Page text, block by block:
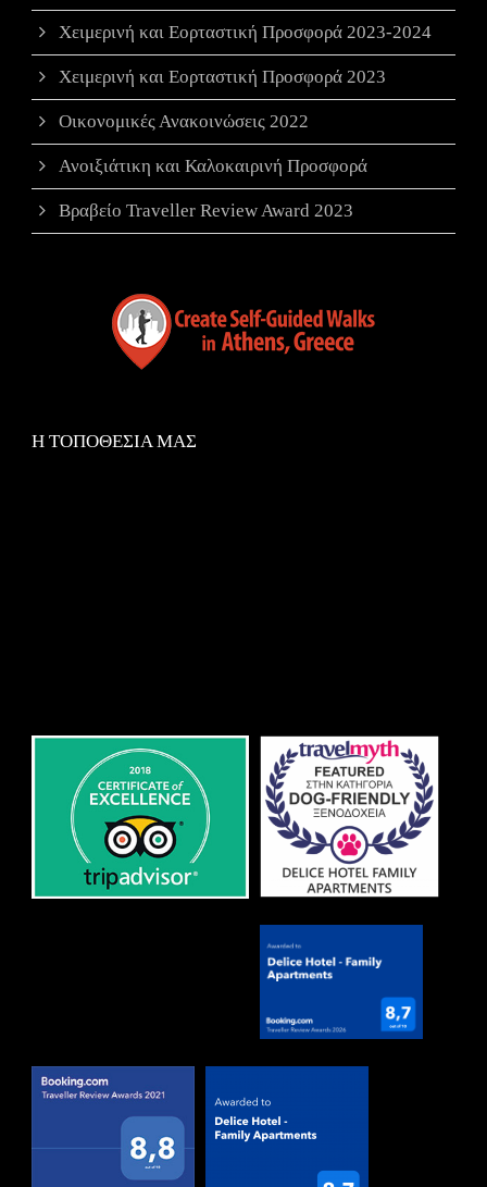
Χειμερινή και Εορταστική Προσφορά 2023-2024
Χειμερινή και Εορταστική Προσφορά 2023
Οικονομικές Ανακοινώσεις 2022
Ανοιξιάτικη και Καλοκαιρινή Προσφορά
Βραβείο Traveller Review Award 2023
Η ΤΟΠΟΘΕΣΙΑ ΜΑΣ